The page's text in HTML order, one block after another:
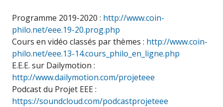
Programme 2019-2020 : http://www.coin-
philo.net/eee.19-20.prog.php
Cours en vidéo classés par thèmes : http://www.coin-
philo.net/eee.13-14.cours_philo_en_ligne.php
E.E.E. sur Dailymotion :
http://www.dailymotion.com/projeteee
Podcast du Projet EEE :
https://soundcloud.com/podcastprojeteee